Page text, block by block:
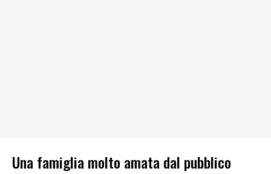
Una famiglia molto amata dal pubblico